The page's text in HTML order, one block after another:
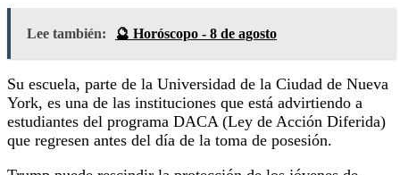
Lee también: 🔮 Horóscopo - 8 de agosto
Su escuela, parte de la Universidad de la Ciudad de Nueva
York, es una de las instituciones que está advirtiendo a
estudiantes del programa DACA (Ley de Acción Diferida)
que regresen antes del día de la toma de posesión.